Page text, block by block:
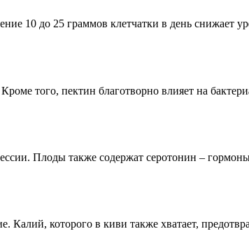
10 до 25 граммов клетчатки в день снижает
того, пектин благотворно влияет на
Плоды также содержат серотонин –
которого в киви также хватает,